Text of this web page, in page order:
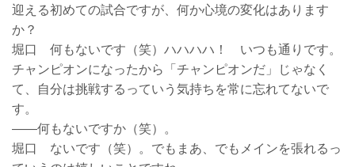
迎える初めての試合ですが、何か心境の変化はあります
か？
堀口 何もないです（笑）ハハハハ！ いつも通りです。
チャンピオンになったから「チャンピオンだ」じゃなく
て、自分は挑戦するっていう気持ちを常に忘れてないで
す。
——何もないですか（笑）。
堀口 ないです（笑）。でもまあ、でもメインを張れるっ